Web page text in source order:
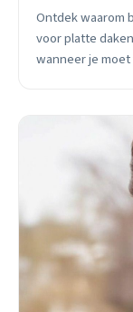
Ontdek waarom
voor platte
wanneer je